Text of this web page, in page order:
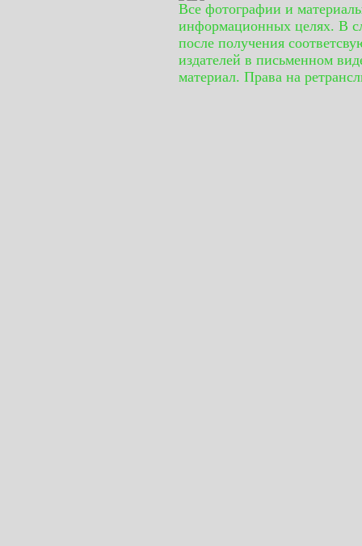
Все фотографии и
информационных целях. В
после получения
издателей в письменном
материал. Права на